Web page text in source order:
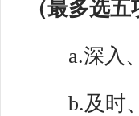
（最多选五
a.深入、
b.及时、